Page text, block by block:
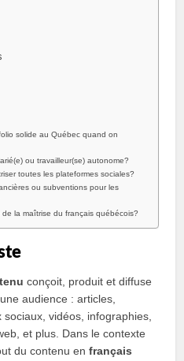
solide au Québec quand on
ou travailleur(se) autonome?
toutes les plateformes sociales?
ou subventions pour les
de la maîtrise du français québécois?
conçoit, produit et diffuse
audience : articles,
vidéos, infographies,
et plus. Dans le contexte
du contenu enfrançais